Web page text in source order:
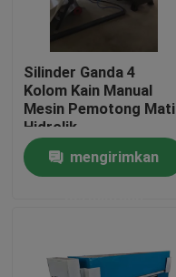
Rumah
Silinder Ganda 4
Kolom Kain Manual
Mesin Pemotong Mati
Hidrolik
mengirimkan